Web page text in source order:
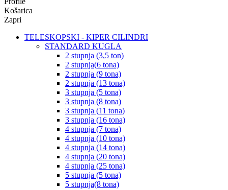
Košarica
Zapri
TELESKOPSKI - KIPER CILINDRI
STANDARD KUGLA
2 stupnja (3,5 ton)
2 stupnja(6 tona)
2 stupnja (9 tona)
2 stupnja (13 tona)
3 stupnja (5 tona)
3 stupnja (8 tona)
3 stupnja (11 tona)
3 stupnja (16 tona)
4 stupnja (7 tona)
4 stupnja (10 tona)
4 stupnja (14 tona)
4 stupnja (20 tona)
4 stupnja (25 tona)
5 stupnja (5 tona)
5 stupnja(8 tona)